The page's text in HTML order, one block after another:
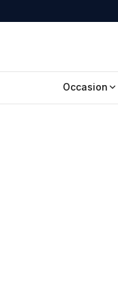
Occasion